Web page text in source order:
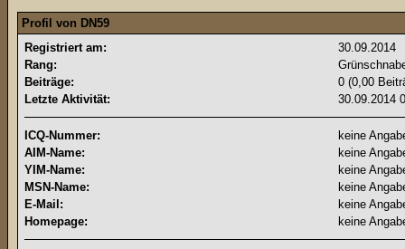
Profil von DN59
Registriert am:
30.09.2014
Rang:
Beiträge:
0 (0,00
Letzte Aktivität:
30.09.2014
ICQ-Nummer:
keine
AIM-Name:
keine
YIM-Name:
keine
MSN-Name:
keine
E-Mail:
keine
Homepage:
keine